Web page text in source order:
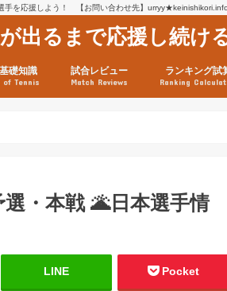
手を応援しよう！ 【お問い合わせ先】
出るまで応援し続け
礎知識
of Tennis
試合レビュー
Match Reviews
ランキング試
Ranking
・本戦 🌋日本選手情
LINE Pocket